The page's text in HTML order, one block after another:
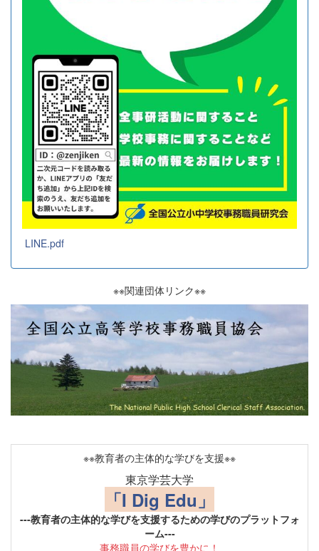
LINE.pdf
※※関連団体リンク※※
※※教育者の主体的な学びを支援※※
東京学芸大学
「I Dig Edu」
---教育者の主体的な学びを支援するための学びのプラットフォ
ーム---
事務職員の学びを豊かに！